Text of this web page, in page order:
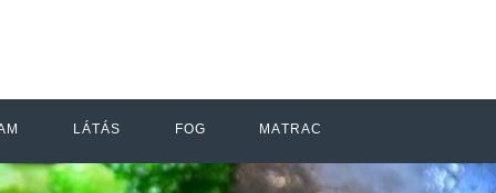
LÁTÁS FOG MATRAC